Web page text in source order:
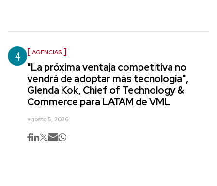
4 AGENCIAS
"La próxima ventaja competitiva no
vendrá de adoptar más tecnología",
Glenda Kok, Chief of Technology &
Commerce para LATAM de VML
agosto 5, 2026